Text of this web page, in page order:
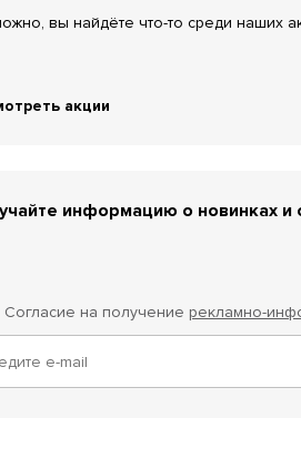
вы найдёте что-то среди наших
акции
информацию о новинках и
Согласие на получение рекламно-